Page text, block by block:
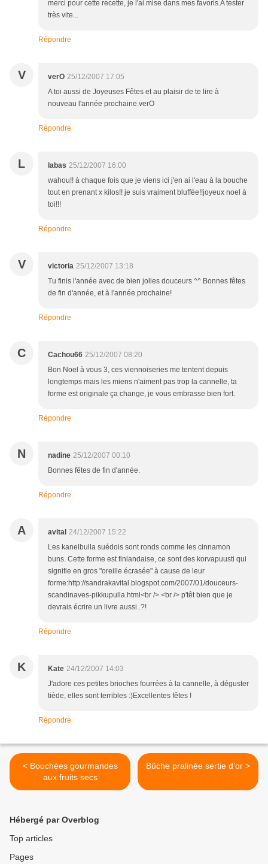
merci pour cette recette, je l'ai mise dans mes favoris.A tester
très vite...
Répondre
V verO 25/12/2007 17:05
A toi aussi de Joyeuses Fêtes et au plaisir de te lire à
nouveau l'année prochaine.verO
Répondre
L labas 25/12/2007 16:00
wahou!! à chaque fois que je viens ici j'en ai l'eau à la bouche
tout en prenant x kilos!! je suis vraiment bluffée!!joyeux noel à
toi!!!
Répondre
V victoria 25/12/2007 13:18
Tu finis l'année avec de bien jolies douceurs ^^ Bonnes fêtes
de fin d'année, et à l'année prochaine!
Répondre
C Cachou66 25/12/2007 08:20
Bon Noel à vous 3, ces viennoiseries me tentent depuis
longtemps mais les miens n'aiment pas trop la cannelle, ta
forme est originale ça change, je vous embrasse bien fort.
Répondre
N nadine 25/12/2007 00:10
Bonnes fêtes de fin d'année.
Répondre
A avital 24/12/2007 15:22
Les kanelbulla suédois sont ronds comme les cinnamon
buns. Cette forme est finlandaise, ce sont des korvapuusti qui
signifie en gros "oreille écrasée" à cause de leur
forme:http://sandrakavital.blogspot.com/2007/01/douceurs-
scandinaves-pikkupulla.html<br /> <br /> p'têt bien que je
devrais écrire un livre aussi..?!
Répondre
K Kate 24/12/2007 14:03
J'adore ces petites brioches fourrées à la cannelle, à déguster
tiède, elles sont terribles :)Excellentes fêtes !
Répondre
< Bouchées gourmandes
aux fruits secs
Bûche pralinée sertie d’or >
Hébergé par Overblog
Top articles
Pages